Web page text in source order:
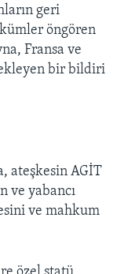
geri
öngören
Fransa ve
bir bildiri
ateşkesin AGİT
ve yabancı
ve mahkum